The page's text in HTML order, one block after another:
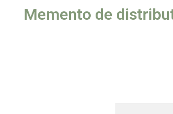
Memento de